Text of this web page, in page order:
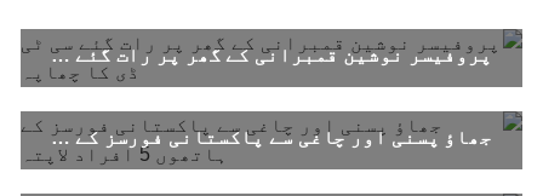
منعقد کیا جائے گا،بلوچ اسٹوڈنٹس ایکشن کمیٹی
بلوچ اسٹوڈنٹس ایکشن کمیٹی کے مرکزی ترجمان
تیسرا مرکزی کونسل سیشن بیاد شہید صبا
دشتیاری بنام صورت خان مری اور میر محمد علی
تالپور
پروفیسر نوشین قمبرانی کے گھر پر رات گئے سی ٹی ڈی کا چھاپہ
جھاؤ پسنی اور چاغی سے پاکستانی فورسز کے ہاتھوں 5 افراد لاپتہ